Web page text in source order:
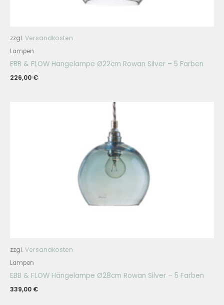
zzgl. Versandkosten
Lampen
EBB & FLOW Hängelampe Ø22cm Rowan Silver – 5 Farben
226,00 €
zzgl. Versandkosten
Lampen
EBB & FLOW Hängelampe Ø28cm Rowan Silver – 5 Farben
339,00 €